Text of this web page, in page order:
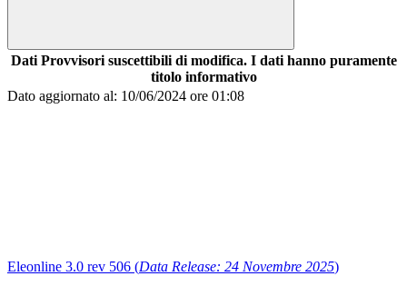
Dati Provvisori suscettibili di modifica. I dati hanno puramente
titolo informativo
Dato aggiornato al: 10/06/2024 ore 01:08
Eleonline 3.0 rev 506 (Data Release: 24 Novembre 2025)